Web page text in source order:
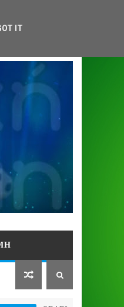
IT